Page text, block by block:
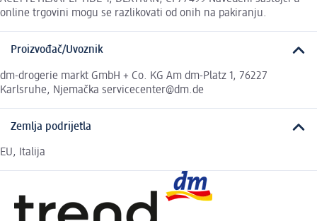
online trgovini mogu se razlikovati od onih na pakiranju.
Proizvođač/Uvoznik
dm-drogerie markt GmbH + Co. KG Am dm-Platz 1, 76227
Karlsruhe, Njemačka servicecenter@dm.de
Zemlja podrijetla
EU, Italija